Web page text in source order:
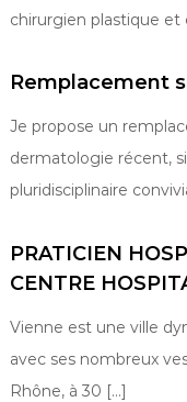
chirurgien plastique et
Remplacement
Je propose un
dermatologie récent,
pluridisciplinaire
PRATICIEN
CENTRE
Vienne est une ville
avec ses nombreux
Rhône, à 30 […]